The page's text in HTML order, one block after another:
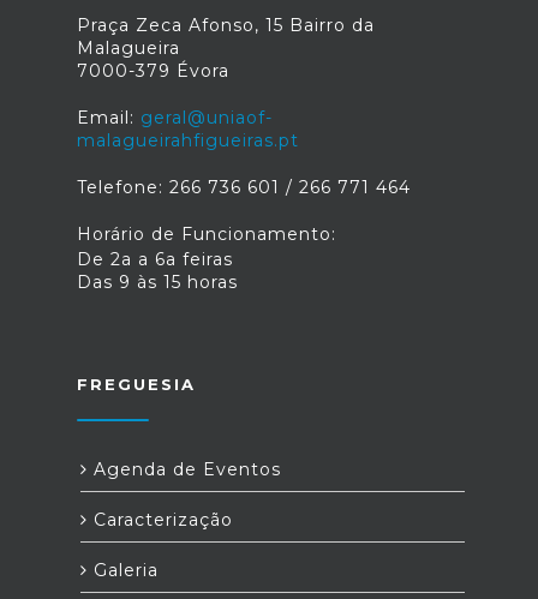
Praça Zeca Afonso, 15 Bairro da
Malagueira
7000-379 Évora
Email: geral@uniaof-
malagueirahfigueiras.pt
Telefone: 266 736 601 / 266 771 464
Horário de Funcionamento:
De 2a a 6a feiras
Das 9 às 15 horas
FREGUESIA
Agenda de Eventos
Caracterização
Galeria